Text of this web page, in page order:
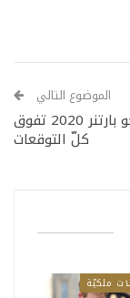
الموضوع التالي
بالصور بيجو بارتنر 2020 تفوق
كلّ التوقعات
ملكيّة